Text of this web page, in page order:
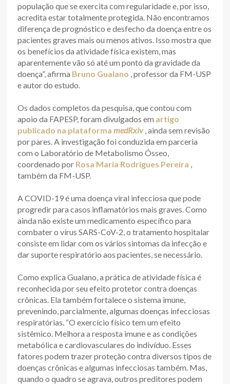
população que se exercita com regularidade e, por isso,
acredita estar totalmente protegida. Não encontramos
diferença de prognóstico e desfecho da doença entre os
pacientes graves mais ou menos ativos. Isso mostra que
os benefícios da atividade física existem, mas
aparentemente vão só até um ponto da gravidade da
doença”, afirma Bruno Gualano , professor da FM-USP
e autor do estudo.
Os dados completos da pesquisa, que contou com
apoio da FAPESP, foram divulgados em artigo
publicado na plataforma medRxiv , ainda sem revisão
por pares. A investigação foi conduzida em parceria
com o Laboratório de Metabolismo Ósseo,
coordenado por Rosa Maria Rodrigues Pereira
também da FM-USP.
A COVID-19 é uma doença viral infecciosa que pode
progredir para casos inflamatórios mais graves. Como
ainda não existe um medicamento específico para
combater o vírus SARS-CoV-2, o tratamento hospitalar
consiste em lidar com os vários sintomas da infecção e
dar suporte respiratório aos pacientes, se necessário.
Como explica Gualano, a prática de atividade física é
reconhecida por seu efeito protetor contra doenças
crônicas. Ela também fortalece o sistema imune,
prevenindo, parcialmente, algumas doenças infecciosas
respiratórias. “O exercício físico tem um efeito
sistêmico. Melhora a resposta imune e as condições
metabólica e cardiovasculares do indivíduo. Esses
fatores podem trazer proteção contra diversos tipos de
doenças crônicas e algumas infecciosas também. Mas,
quando o quadro se agrava, outros preditores podem